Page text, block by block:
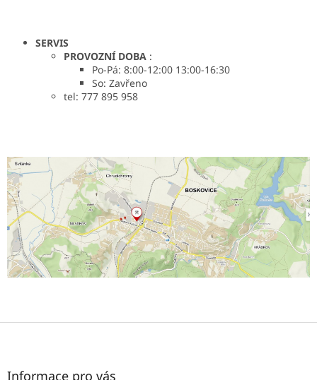
SERVIS
PROVOZNÍ DOBA :
Po-Pá: 8:00-12:00 13:00-16:30
So: Zavřeno
tel: 777 895 958
Z
Informace pro vás